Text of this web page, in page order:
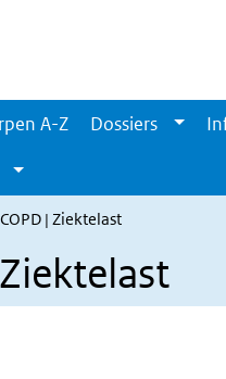
A-Z Dossiers
COPD | Ziektelast